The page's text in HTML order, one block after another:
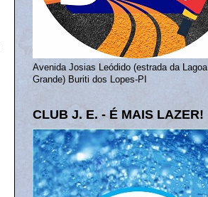
Avenida Josias Leódido (estrada da Lagoa
Grande) Buriti dos Lopes-PI
CLUB J. E. - É MAIS LAZER!